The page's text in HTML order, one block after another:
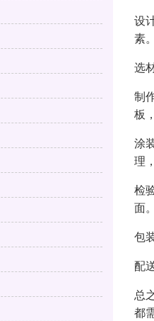
设
素
选
制
板
涂
理
检
面
包
配
总
都